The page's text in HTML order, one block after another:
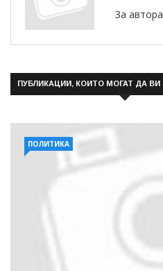
За
ПУБЛИКАЦИИ, КОИТО МОГАТ ДА ВИ
ПОЛИТИКА